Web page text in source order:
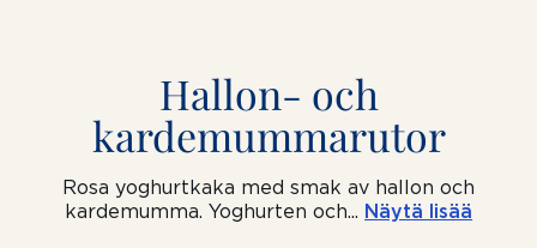
Hallon- och
kardemummarutor
Rosa yoghurtkaka med smak av hallon och
kardemumma. Yoghurten och... Näytä lisää